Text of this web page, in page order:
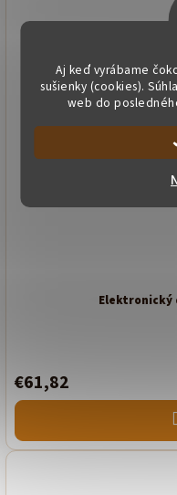
Aj keď vyrábame
sušienky (cookies).
web do
Elektronický
€61,82